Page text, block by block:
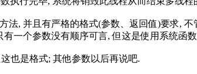
法, 并且有严格的格式(参数、返回值)要求,
有一个参数没有顺序可言, 但这是使用系统函
也是格式; 其他参数以后再说吧.